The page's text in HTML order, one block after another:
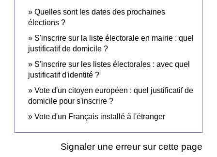
Quelles sont les dates des prochaines
élections ?
S'inscrire sur la liste électorale en mairie : quel
justificatif de domicile ?
S'inscrire sur les listes électorales : avec quel
justificatif d'identité ?
Vote d'un citoyen européen : quel justificatif de
domicile pour s'inscrire ?
Vote d'un Français installé à l'étranger
Signaler une erreur sur cette page